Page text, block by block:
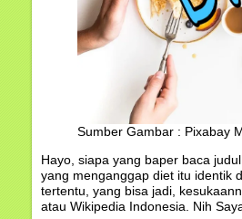
Sumber Gambar : Pixabay
Hayo, siapa yang baper baca
yang menganggap diet itu identik
tertentu, yang bisa jadi,
atau Wikipedia Indonesia. Nih